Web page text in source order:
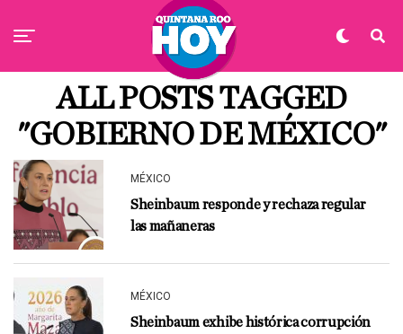
ALL POSTS TAGGED
"GOBIERNO DE MÉXICO"
MÉXICO
Sheinbaum responde y rechaza regular
las mañaneras
MÉXICO
Sheinbaum exhibe histórica corrupción